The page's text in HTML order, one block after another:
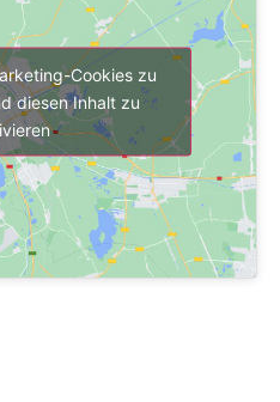
Cookies zu
diesen Inhalt zu